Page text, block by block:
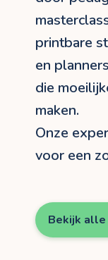
printbare
en
die
maken.
Onze
voor een
Bekijk